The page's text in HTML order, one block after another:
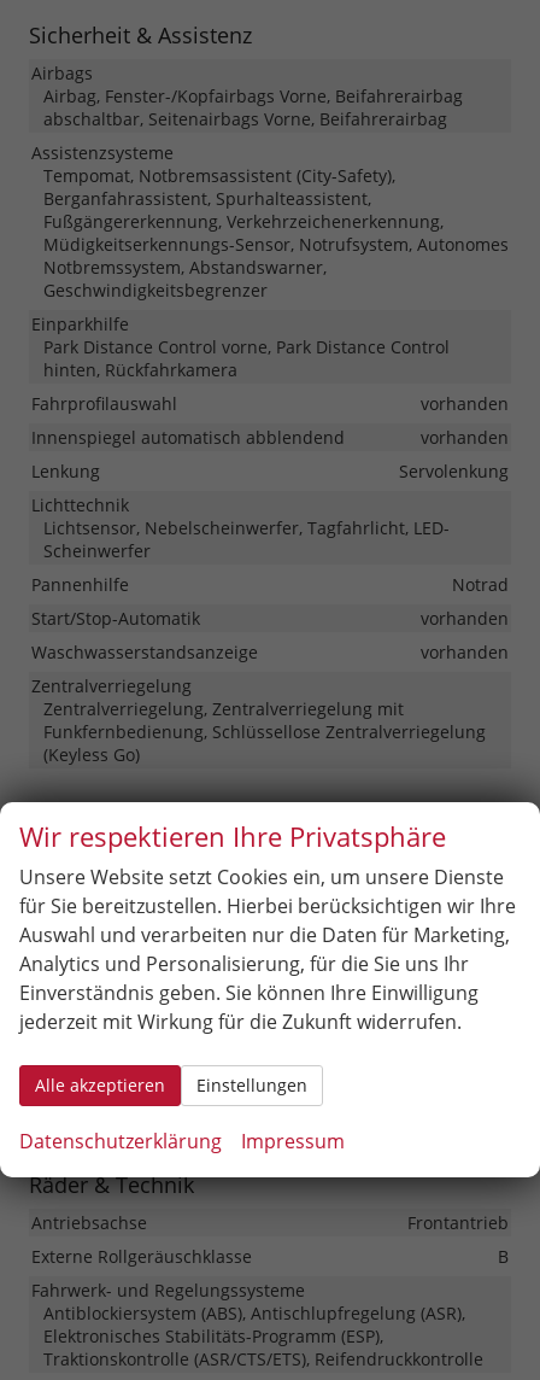
Sicherheit & Assistenz
Airbags
Airbag, Fenster-/Kopfairbags Vorne, Beifahrerairbag
abschaltbar, Seitenairbags Vorne, Beifahrerairbag
Assistenzsysteme
Tempomat, Notbremsassistent (City-Safety),
Berganfahrassistent, Spurhalteassistent,
Fußgängererkennung, Verkehrzeichenerkennung,
Müdigkeitserkennungs-Sensor, Notrufsystem, Autonomes
Notbremssystem, Abstandswarner,
Geschwindigkeitsbegrenzer
Einparkhilfe
Park Distance Control vorne, Park Distance Control
hinten, Rückfahrkamera
Fahrprofilauswahl
vorhanden
Innenspiegel automatisch abblendend
vorhanden
Lenkung
Servolenkung
Lichttechnik
Lichtsensor, Nebelscheinwerfer, Tagfahrlicht, LED-
Scheinwerfer
Pannenhilfe
Notrad
Start/Stop-Automatik
vorhanden
Waschwasserstandsanzeige
vorhanden
Zentralverriegelung
Zentralverriegelung, Zentralverriegelung mit
Funkfernbedienung, Schlüssellose Zentralverriegelung
(Keyless Go)
Außen
Anhängerkupplung
Außenspiegel
Außenspiegel beheizbar, Außenspiegel elektrisch
verstellbar
Dachreling
vorhanden, in Schwarz
Herstellerpaket
Winter-Paket
Scheiben, Verglasung
Getönte Scheiben, Privacy Glass (Heckscheibe und
Räder & Technik
Antriebsachse
Frontantrieb
Externe Rollgeräuschklasse
B
Fahrwerk- und Regelungssysteme
Antiblockiersystem (ABS), Antischlupfregelung (ASR),
Elektronisches Stabilitäts-Programm (ESP),
Traktionskontrolle (ASR/CTS/ETS), Reifendruckkontrolle
Wir respektieren Ihre Privatsphäre
Unsere Website setzt Cookies ein, um unsere Dienste
für Sie bereitzustellen. Hierbei berücksichtigen wir Ihre
Auswahl und verarbeiten nur die Daten für Marketing,
Analytics und Personalisierung, für die Sie uns Ihr
Einverständnis geben. Sie können Ihre Einwilligung
jederzeit mit Wirkung für die Zukunft widerrufen.
Alle akzeptieren Einstellungen
Datenschutzerklärung Impressum